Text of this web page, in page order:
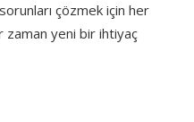
çözmek için her
zaman yeni bir ihtiyaç